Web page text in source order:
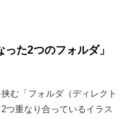
た2つのフォルダ」
む「フォルダ（ディレクト
つ重なり合っているイラス